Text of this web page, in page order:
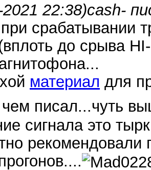
22:38)cash-
срабатывании
до срыва
материал для
писал...чуть
сигнала это
рекомендовали